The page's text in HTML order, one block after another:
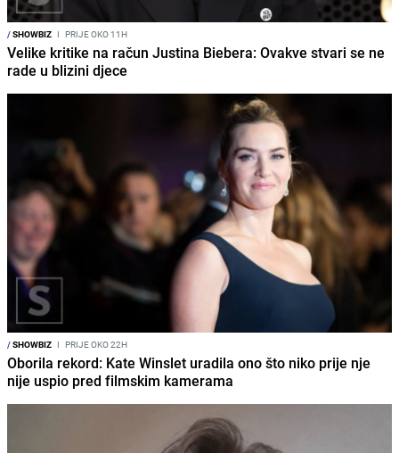
/SHOWBIZ I PRIJE OKO 11H
Velike kritike na račun Justina Biebera: Ovakve stvari se ne
rade u blizini djece
/SHOWBIZ I PRIJE OKO 22H
Oborila rekord: Kate Winslet uradila ono što niko prije nje
nije uspio pred filmskim kamerama